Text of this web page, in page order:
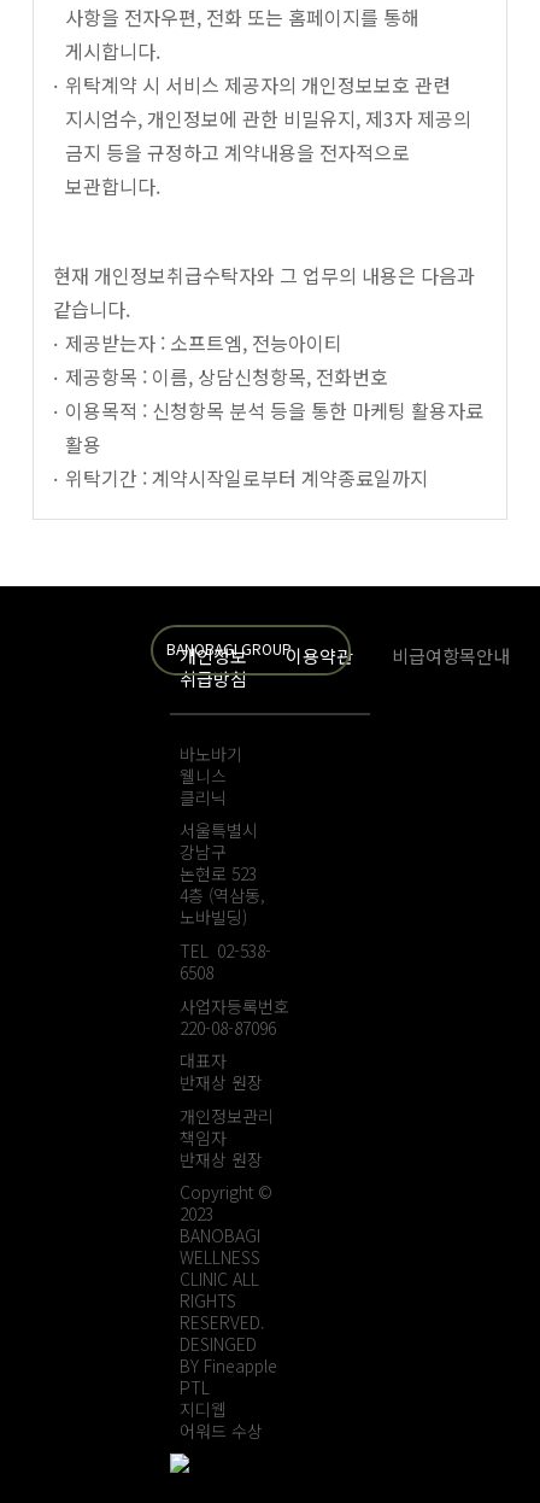
사항을 전자우편, 전화 또는 홈페이지를 통해
게시합니다.
위탁계약 시 서비스 제공자의 개인정보보호 관련
지시엄수, 개인정보에 관한 비밀유지, 제3자 제공의
금지 등을 규정하고 계약내용을 전자적으로
보관합니다.
현재 개인정보취급수탁자와 그 업무의 내용은 다음과
같습니다.
제공받는자 : 소프트엠, 전능아이티
제공항목 : 이름, 상담신청항목, 전화번호
이용목적 : 신청항목 분석 등을 통한 마케팅 활용자료
활용
위탁기간 : 계약시작일로부터 계약종료일까지
개인정보
취급방침
이용약관 비급여항목안내
바노바기
웰니스
클리닉
서울특별시
강남구
논현로 523
4층 (역삼동,
노바빌딩)
TEL 02-538-
6508
사업자등록번호
220-08-87096
대표자
반재상 원장
개인정보관리
책임자
반재상 원장
Copyright ©
2023
BANOBAGI
WELLNESS
CLINIC ALL
RIGHTS
RESERVED.
DESINGED
BY Fineapple
PTL
지디웹
어워드 수상
BANOBAGI GROUP